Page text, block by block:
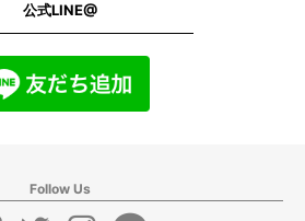
公式LINE@
Follow Us